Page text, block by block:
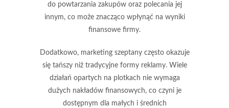
do powtarzania zakupów oraz polecania jej
innym, co może znacząco wpłynąć na wyniki
finansowe firmy.
Dodatkowo, marketing szeptany często okazuje
się tańszyniż tradycyjne formy reklamy. Wiele
działań opartych na plotkach nie wymaga
dużych nakładów finansowych, co czyni je
dostępnym dla małych i średnich